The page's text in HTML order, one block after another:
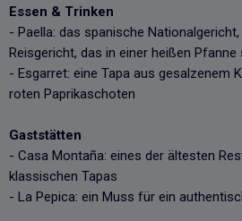
Essen & Trinken
- Paella: das spanische
Reisgericht, das in einer heißen Pfanne
- Esgarret: eine Tapa aus gesalzenem
roten Paprikaschoten
Gaststätten
- Casa Montaña: eines der ältesten
klassischen Tapas
- La Pepica: ein Muss für ein